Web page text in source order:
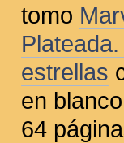
tomo
estrellas
en
64